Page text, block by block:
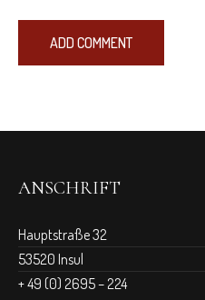
ANSCHRIFT
Hauptstraße 32
53520 Insul
+ 49 (0) 2695 – 224